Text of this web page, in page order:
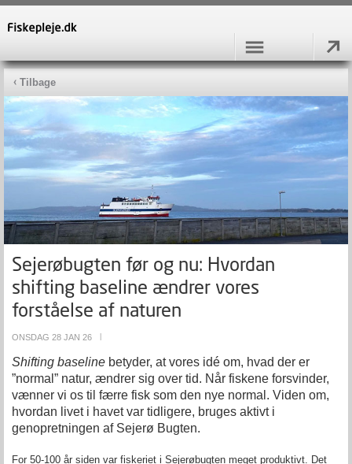
Tilbage
Sejerøbugten før og nu: Hvordan
shifting baseline ændrer vores
forståelse af naturen
ONSDAG 28 JAN 26
Shifting baseline betyder, at vores idé om, hvad der er
”normal” natur, ændrer sig over tid. Når fiskene forsvinder,
vænner vi os til færre fisk som den nye normal. Viden om,
hvordan livet i havet var tidligere, bruges aktivt i
genopretningen af Sejerø Bugten.
For 50-100 år siden var fiskeriet i Sejerøbugten meget produktivt. Det